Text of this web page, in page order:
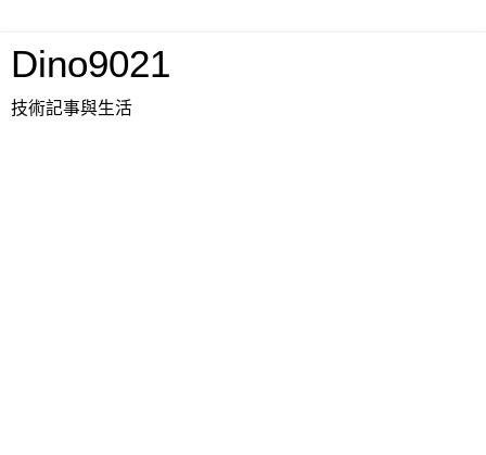
Dino9021
技術記事與生活